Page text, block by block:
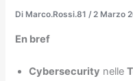
Di Marco.Rossi.81/2 Marzo
En bref
Cybersecurity nelle